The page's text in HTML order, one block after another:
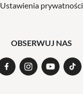
Ustawienia prywatności
OBSERWUJ NAS